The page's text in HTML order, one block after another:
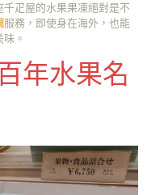
疋屋的水果果凍絕對是不
服務，即使身在海外，也能
。
年水果名